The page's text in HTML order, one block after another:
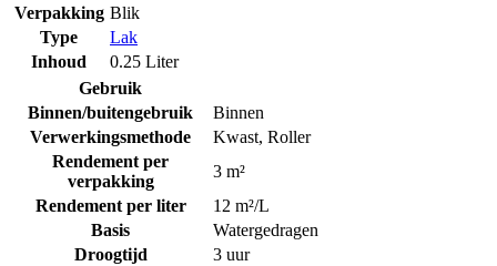
Verpakking Blik
Type
Lak
Inhoud
0.25 Liter
Gebruik
Binnen/buitengebruik
Binnen
Verwerkingsmethode
Kwast, Roller
Rendement per
verpakking
3 m²
Rendement per liter
12 m²/L
Basis
Watergedragen
Droogtijd
3 uur